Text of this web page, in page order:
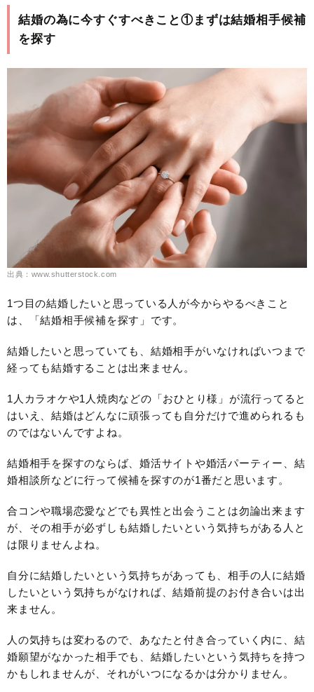
結婚の為に今すぐすべきこと①まずは結婚相手候補
を探す
出典：www.shutterstock.com
1つ目の結婚したいと思っている人が今からやるべきこと
は、「結婚相手候補を探す」です。
結婚したいと思っていても、結婚相手がいなければいつまで
経っても結婚することは出来ません。
1人カラオケや1人焼肉などの「おひとり様」が流行ってると
はいえ、結婚はどんなに頑張っても自分だけで進められるも
のではないんですよね。
結婚相手を探すのならば、婚活サイトや婚活パーティー、結
婚相談所などに行って候補を探すのが1番だと思います。
合コンや職場恋愛などでも異性と出会うことは勿論出来ます
が、その相手が必ずしも結婚したいという気持ちがある人と
は限りませんよね。
自分に結婚したいという気持ちがあっても、相手の人に結婚
したいという気持ちがなければ、結婚前提のお付き合いは出
来ません。
人の気持ちは変わるので、あなたと付き合っていく内に、結
婚願望がなかった相手でも、結婚したいという気持ちを持つ
かもしれませんが、それがいつになるかは分かりません。